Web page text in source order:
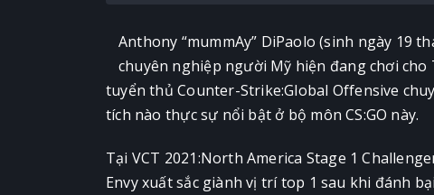
Anthony “mummAy” DiPaolo (sinh ngày 19
chuyên nghiệp người Mỹ hiện đang chơi cho
tuyển thủ Counter-Strike:Global Offensive
tích nào thực sự nổi bật ở bộ môn CS:GO này.
Tại VCT 2021:North America Stage 1
Envy xuất sắc giành vị trí top 1 sau khi đánh